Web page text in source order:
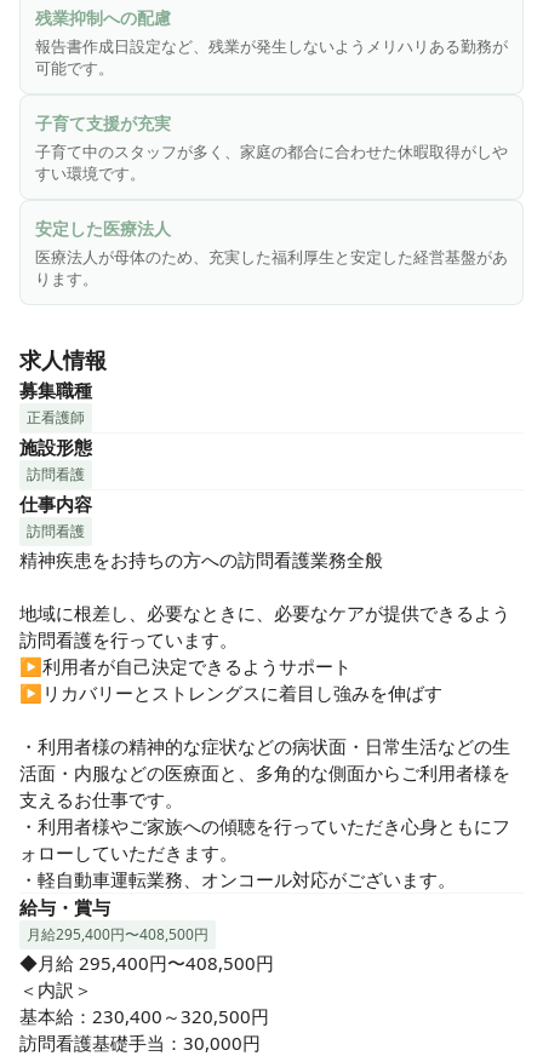
仕事のオンオフはしっかりしており、週の1日は報告書や資料
作成にあたっていただく日を設け残業が発生しないようメリ
ハリを付けて働いていただけます。
優しい人柄のスタッフが多く、人間関係も良好！急な休みの
際も、お互い協力し合いながら対応し、仕事を進めています
◎
◎「学べる」環境があります
就業時間内に、毎朝チームカンファレンスを行っており、毎
週金曜日は勉強会を開催し、事業所を超えたスタッフと一緒
会社負担で外部研修会への参加も応援しています！
◎子育て中のスタッフも多く活躍しています！
家庭の都合に合わせて、お休みを取ることができます。病気
になってもフォローしあえる環境です。
◎年齢層が幅広いため、いろんな視点から相談できる
「穏やか」「笑いが絶えない」「意見が言いやすい」という
声をスタッフから聞いています！ステーション内でも決まっ
た席がない、フリーアドレス制のため、互いに話しかけやす
く相談がしやすい環境です。
残業抑制への配慮
報告書作成日設定など、残業が発生しないようメリハリある勤務が
可能です。
子育て支援が充実
子育て中のスタッフが多く、家庭の都合に合わせた休暇取得がしや
すい環境です。
安定した医療法人
医療法人が母体のため、充実した福利厚生と安定した経営基盤があ
ります。
求人情報
募集職種
正看護師
施設形態
訪問看護
仕事内容
訪問看護
精神疾患をお持ちの方への訪問看護業務全般
地域に根差し、必要なときに、必要なケアが提供できるよう
訪問看護を行っています。
▶利用者が自己決定できるようサポート
▶リカバリーとストレングスに着目し強みを伸ばす
・利用者様の精神的な症状などの病状面・日常生活などの生
活面・内服などの医療面と、多角的な側面からご利用者様を
支えるお仕事です。
・利用者様やご家族への傾聴を行っていただき心身ともにフ
ォローしていただきます。
・軽自動車運転業務、オンコール対応がございます。
給与・賞与
月給295,400円〜408,500円
◆月給 295,400円〜408,500円
＜内訳＞
基本給：230,400～320,500円
訪問看護基礎手当：30,000円